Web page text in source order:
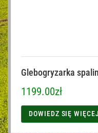
Glebogryzarka
1199.00zł
DOWIEDZ SIĘ WIĘCEJ